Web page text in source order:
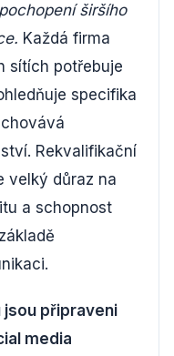
širšího
Každá firma
sítích potřebuje
specifika
Rekvalifikační
velký důraz na
a schopnost
připraveni
media